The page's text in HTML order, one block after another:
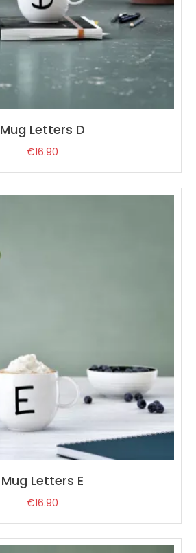
Mug Letters D
€16.90
Mug Letters E
€16.90